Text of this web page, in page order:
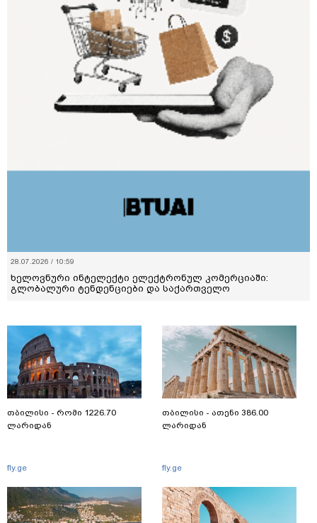
28.07.2026 / 10:59
ხელოვნური ინტელექტი ელექტრონულ კომერციაში:
გლობალური ტენდენციები და საქართველო
თბილისი - რომი 1226.70
ლარიდან
fly.ge
თბილისი - ათენი 386.00
ლარიდან
fly.ge